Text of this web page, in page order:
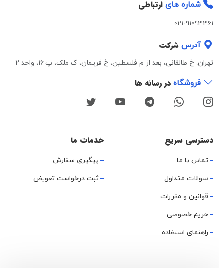
شماره های ارتباطی
021-91093361
آدرس شرکت
تهران، خ طالقانی، بعد از م فلسطین، خ فریمان، ک ملک، پ 16، واحد 2
فروشگاه در رسانه ها
دسترسی سریع
تماس با ما
سوالات متداول
قوانین و مقررات
حریم خصوصی
راهنمای استفاده
خدمات ما
پیگیری سفارش
ثبت درخواست تعویض